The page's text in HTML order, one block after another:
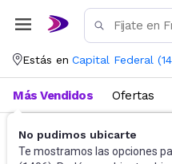
Estás en Capital Federal (
No pudimos ubicarte
Te mostramos las opciones
Más Vendidos Ofertas
Accesorios de Informática